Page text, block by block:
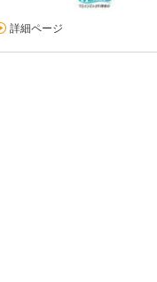
詳細ページ